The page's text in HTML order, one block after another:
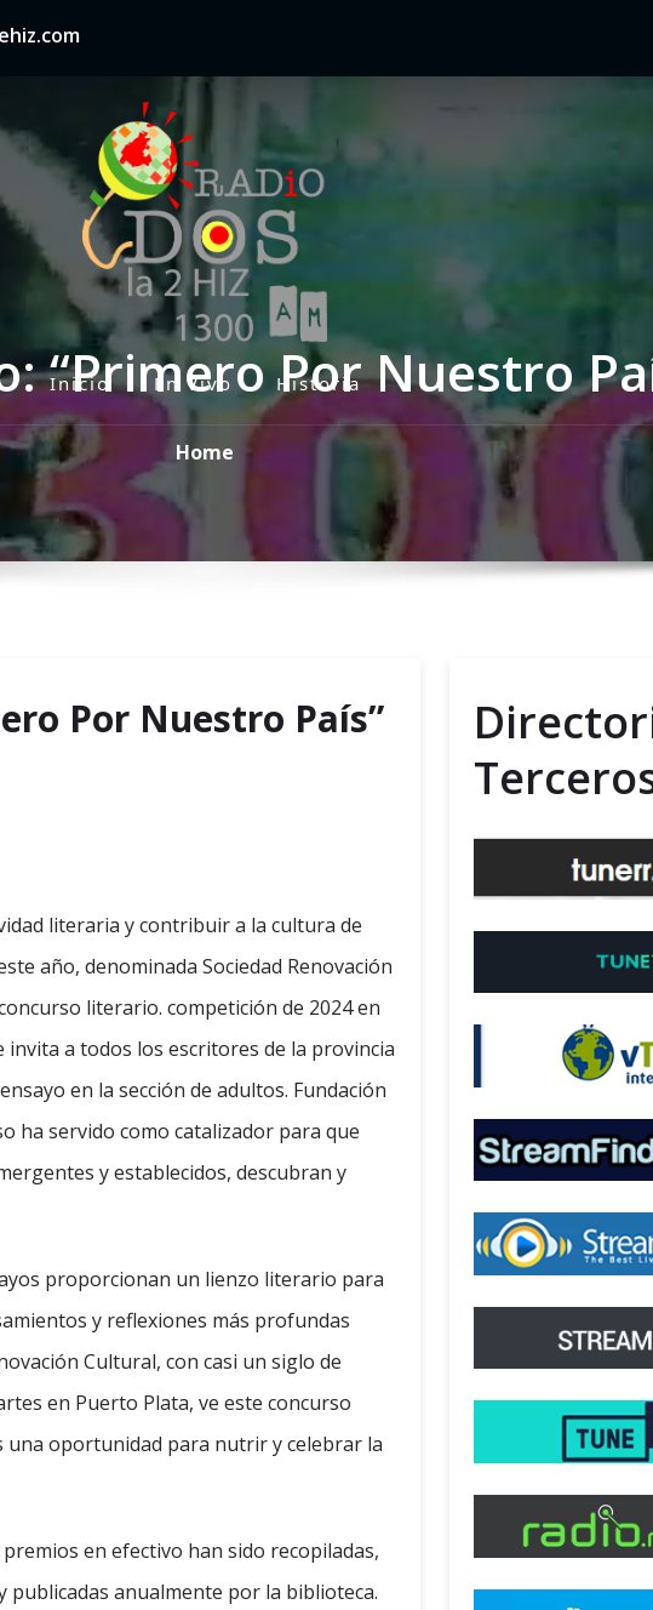
P
r
i
a
r
u
Inicio En Vivo Historia
“Primero Por Nuestro
Home
Por Nuestro País”
literaria y contribuir a la cultura de
año, denominada Sociedad Renovación
literario. competición de 2024 en
a todos los escritores de la provincia
en la sección de adultos. Fundación
ha servido como catalizador para que
y establecidos, descubran y
proporcionan un lienzo literario para
y reflexiones más profundas
Cultural, con casi un siglo de
en Puerto Plata, ve este concurso
una oportunidad para nutrir y celebrar la
en efectivo han sido recopiladas,
publicadas anualmente por la biblioteca.